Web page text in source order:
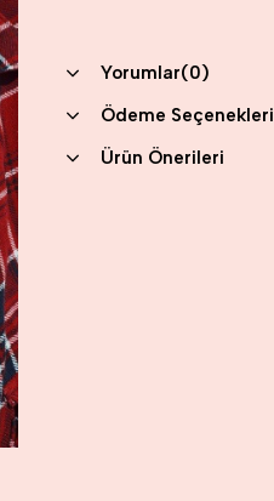
Yorumlar(0)
Ödeme Seçenekleri
Ürün Önerileri